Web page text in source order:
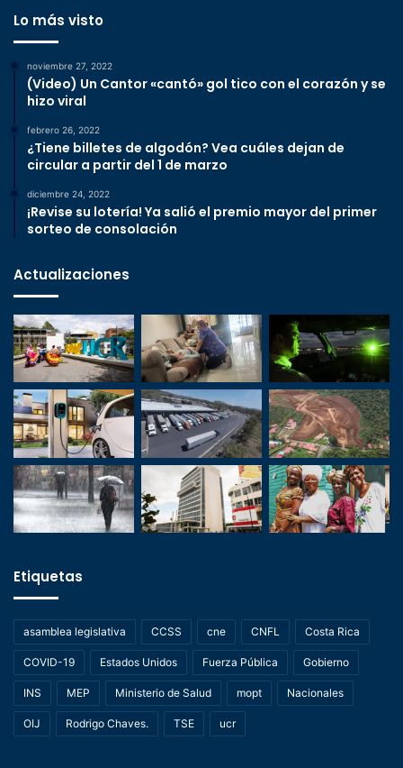
Lo más visto
noviembre 27, 2022
(Video) Un Cantor «cantó» gol tico con el corazón y se
hizo viral
febrero 26, 2022
¿Tiene billetes de algodón? Vea cuáles dejan de
circular a partir del 1 de marzo
diciembre 24, 2022
¡Revise su lotería! Ya salió el premio mayor del primer
sorteo de consolación
Actualizaciones
Etiquetas
asamblea legislativa CCSS cne CNFL Costa Rica
COVID-19 Estados Unidos Fuerza Pública Gobierno
INS MEP Ministerio de Salud mopt Nacionales
OIJ Rodrigo Chaves. TSE ucr